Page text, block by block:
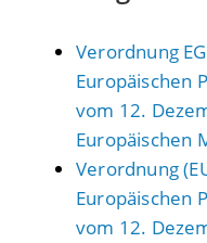
Verordnung
Europäischen
vom 12.
Europäischen
Verordnung
Europäischen
vom 12.